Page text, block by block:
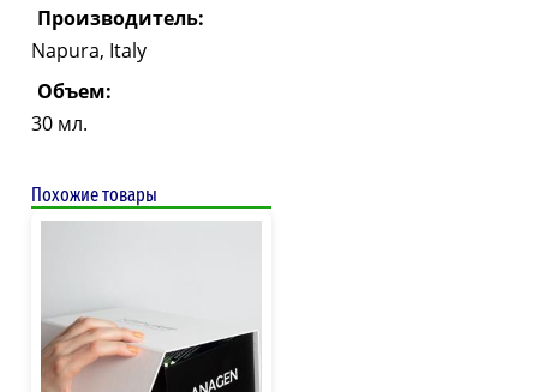
Производитель:
Napura, Italy
Объем:
30 мл.
Похожие товары